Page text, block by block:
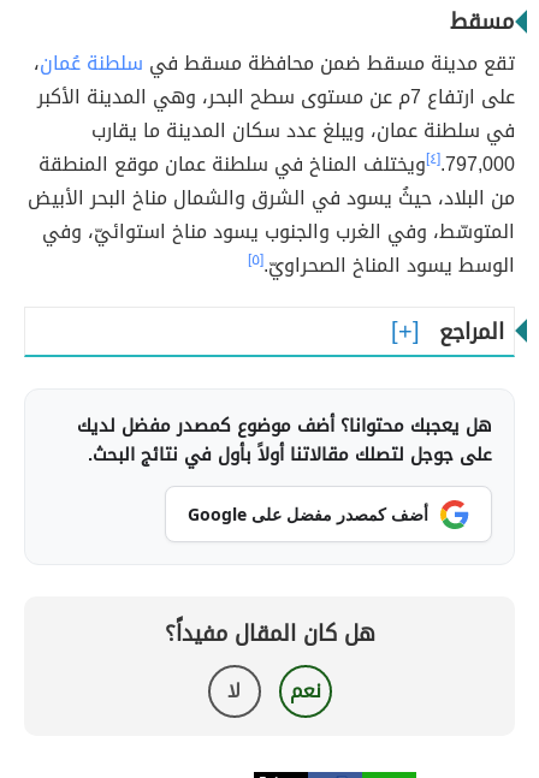
مسقط
تقع مدينة مسقط ضمن محافظة مسقط في سلطنة عُمان،
على ارتفاع 7م عن مستوى سطح البحر، وهي المدينة الأكبر
في سلطنة عمان، ويبلغ عدد سكان المدينة ما يقارب
797,000.[٤] ويختلف المناخ في سلطنة عمان موقع المنطقة
من البلاد، حيثُ يسود في الشرق والشمال مناخ البحر الأبيض
المتوسّط، وفي الغرب والجنوب يسود مناخ استوائيّ، وفي
الوسط يسود المناخ الصحراويّ.[٥]
المراجع
هل يعجبك محتوانا؟ أضف موضوع كمصدر مفضل لديك
على جوجل لتصلك مقالاتنا أولاً بأول في نتائج البحث.
أضف كمصدر مفضل على Google
هل كان المقال مفيداً؟
نعم لا